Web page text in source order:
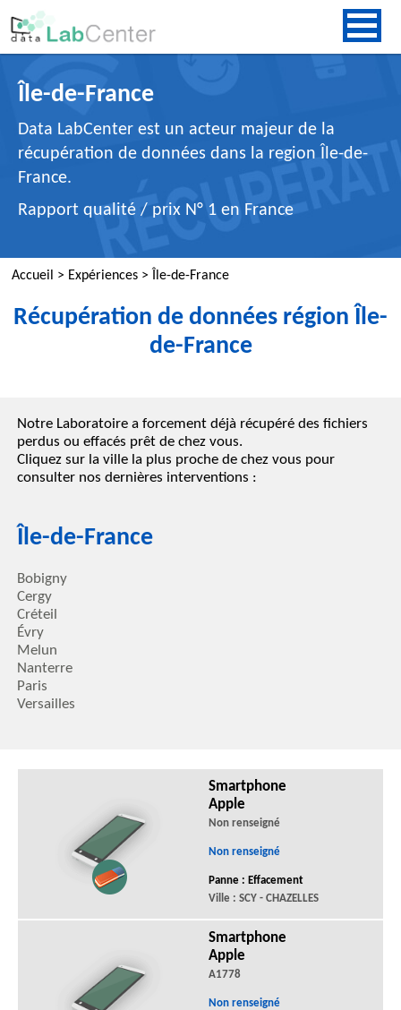
Île-de-France
Data LabCenter est un acteur majeur de la
récupération de données dans la region Île-de-
France.
Rapport qualité / prix N° 1 en France
Accueil > Expériences > Île-de-France
Récupération de données région Île-
de-France
Notre Laboratoire a forcement déjà récupéré des fichiers
perdus ou effacés prêt de chez vous.
Cliquez sur la ville la plus proche de chez vous pour
consulter nos dernières interventions :
Île-de-France
Bobigny
Cergy
Créteil
Évry
Melun
Nanterre
Paris
Versailles
Smartphone
Apple
Non renseigné
Non renseigné
Panne : Effacement
Ville : SCY - CHAZELLES
Smartphone
Apple
A1778
Non renseigné